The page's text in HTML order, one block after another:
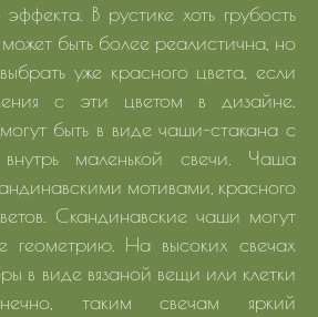
В рустике хоть грубость
быть более реалистична, но
уже красного цвета, если
с эти цветом в дизайне.
быть в виде чаши-стакана с
внутрь маленькой свечи. Чаша
мотивами, красного
Скандинавские чаши могут
геометрию. На высоких свечах
в виде вязаной вещи или клетки
таким свечам яркий